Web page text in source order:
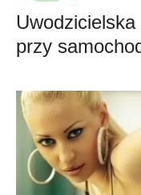
przy